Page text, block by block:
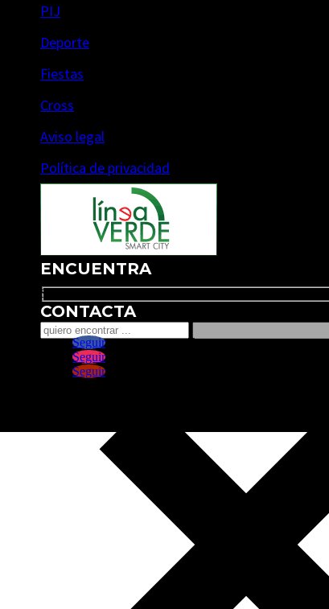
PIJ
Deporte
Fiestas
Cross
Aviso legal
Política de privacidad
ENCUENTRA
Search
CONTACTA
Seguir
Seguir
Seguir